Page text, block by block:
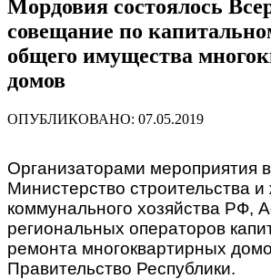
Мордовия состоялось
совещание по
общего имущества
домов
ОПУБЛИКОВАНО: 07.05.2019
Организаторами мероприятия
Министерство строительства
коммунального хозяйства РФ,
региональных операторов
ремонта многоквартирных
Правительство Республики.